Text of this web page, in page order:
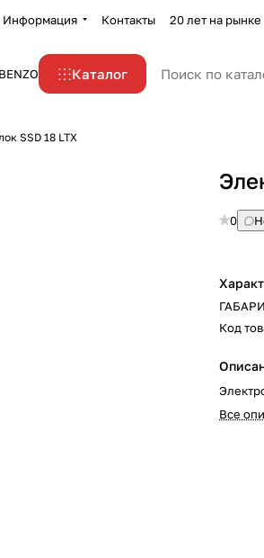
Информация Контакты 20 лет на рынке
Каталог
SSD 18 LTX
0
Код
Все